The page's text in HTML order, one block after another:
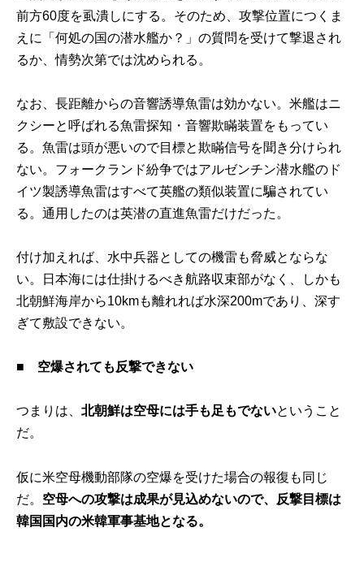
前方60度を虱潰しにする。そのため、攻撃位置につくま
えに「何処の国の潜水艦か？」の質問を受けて撃退され
るか、情勢次第では沈められる。
なお、長距離からの音響誘導魚雷は効かない。米艦はニ
クシーと呼ばれる魚雷探知・音響欺瞞装置をもってい
る。魚雷は頭が悪いので目標と欺瞞信号を聞き分けられ
ない。フォークランド紛争ではアルゼンチン潜水艦のド
イツ製誘導魚雷はすべて英艦の類似装置に騙されてい
る。通用したのは英潜の直進魚雷だけだった。
付け加えれば、水中兵器としての機雷も脅威とならな
い。日本海には仕掛けるべき航路収束部がなく、しかも
北朝鮮海岸から10kmも離れれば水深200mであり、深す
ぎて敷設できない。
■ 空爆されても反撃できない
つまりは、北朝鮮は空母には手も足もでないということ
だ。
仮に米空母機動部隊の空爆を受けた場合の報復も同じ
だ。 空母への攻撃は成果が見込めないので、反撃目標は
韓国国内の米韓軍事基地となる。